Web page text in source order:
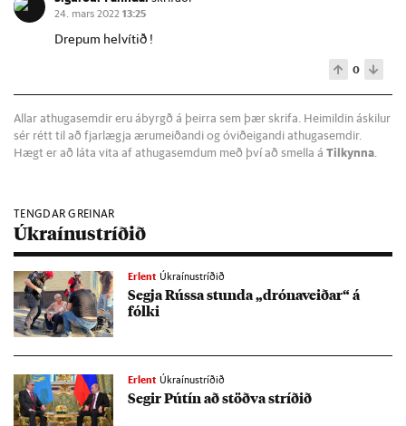
24. mars 2022 13:25
Drepum helvítið !
0
Allar athugasemdir eru ábyrgð á þeirra sem þær skrifa. Heimildin áskilur
sér rétt til að fjarlægja ærumeiðandi og óviðeigandi athugasemdir.
Hægt er að láta vita af athugasemdum með því að smella á Tilkynna
TENGDAR GREINAR
Úkraínustríðið
Erlent Úkraínustríðið
Segja Rússa stunda „dróna­veið­ar“ á
fólki
Erlent Úkraínustríðið
Seg­ir Pútín að stöðva stríð­ið